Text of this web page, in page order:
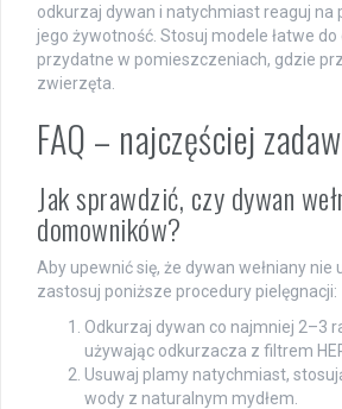
odkurzaj dywan i natychmiast reaguj na
jego żywotność. Stosuj modele łatwe
przydatne w pomieszczeniach, gdzie
zwierzęta.
FAQ – najczęściej
Jak sprawdzić, czy dywan
domowników?
Aby upewnić się, że dywan wełniany
zastosuj poniższe procedury pielęgnacji:
Odkurzaj dywan co najmniej 2–3
używając odkurzacza z filtrem
Usuwaj plamy natychmiast,
wody z naturalnym mydłem.